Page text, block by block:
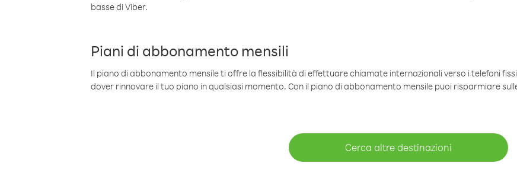
basse di Viber.
Piani di abbonamento mensili
Il piano di abbonamento mensile ti offre la flessibilità di effettuare chiamate internazionali verso i telefoni
dover rinnovare il tuo piano in qualsiasi momento. Con il piano di abbonamento mensile puoi risparmiare
Cerca altre destinazioni